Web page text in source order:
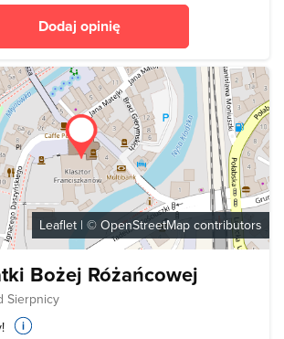
Dodaj opinię
Leaflet | © OpenStreetMap contributors
Bożej Różańcowej
Sierpnicy